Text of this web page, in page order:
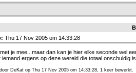
Thu 17 Nov 2005 om 14:33:28
je mee...maar dan kan je hier elke seconde wel
ergens op deze wereld die totaal onschuldig
DeKat op Thu 17 Nov 2005 om 14:33:28, 1 keer bewerkt.